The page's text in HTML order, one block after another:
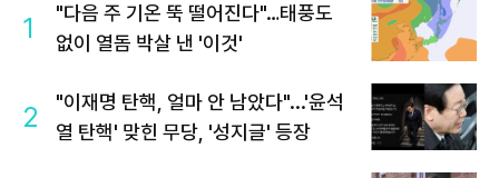
1
"다음 주 기온 뚝 떨어진다"…태풍도
없이 열돔 박살 낸 '이것'
2
"이재명 탄핵, 얼마 안 남았다"...'윤석
열 탄핵' 맞힌 무당, '성지글' 등장